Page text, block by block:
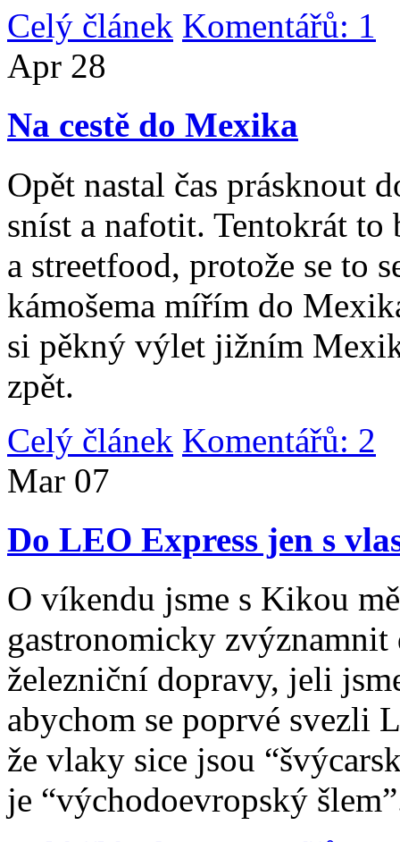
Celý článek Komentářů: 1
Apr 28
Na cestě do Mexika
Opět nastal čas prásknout
sníst a nafotit. Tentokrát
a streetfood, protože se to
kámošema mířím do
si pěkný výlet jižním
zpět.
Celý článek Komentářů: 2
Mar 07
Do LEO Express jen s
O víkendu jsme s Kikou
gastronomicky
železniční dopravy, jeli
abychom se poprvé svezli
že vlaky sice jsou
je “východoevropský